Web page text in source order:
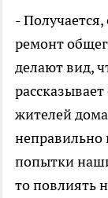
-
ремонт
делают вид,
жителей
неправильно
попытки
то повлиять